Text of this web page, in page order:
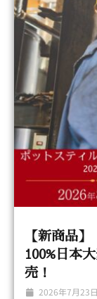
【新商品
100%日本
売！
2026年7月23日